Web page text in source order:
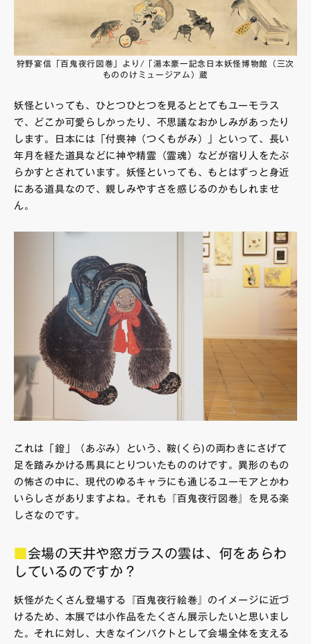
狩野宴信「百鬼夜行図巻」より/「湯本豪一記念日本妖怪博物館（三次
もののけミュージアム）蔵
妖怪といっても、ひとつひとつを見るととてもユーモラス
で、どこか可愛らしかったり、不思議なおかしみがあったり
します。日本には「付喪神（つくもがみ）」といって、長い
年月を経た道具などに神や精霊（霊魂）などが宿り人をたぶ
らかすとされています。妖怪といっても、もとはずっと身近
にある道具なので、親しみやすさを感じるのかもしれませ
ん。
これは「鐙」（あぶみ）という、鞍(くら)の両わきにさげて
足を踏みかける馬具にとりついたもののけです。異形のもの
の怖さの中に、現代のゆるキャラにも通じるユーモアとかわ
いらしさがありますよね。それも『百鬼夜行図巻』を見る楽
しさなのです。
会場の天井や窓ガラスの雲は、何をあらわ
しているのですか？
妖怪がたくさん登場する『百鬼夜行絵巻』のイメージに近づ
けるため、本展では小作品をたくさん展示したいと思いまし
た。それに対し、大きなインパクトとして会場全体を支える